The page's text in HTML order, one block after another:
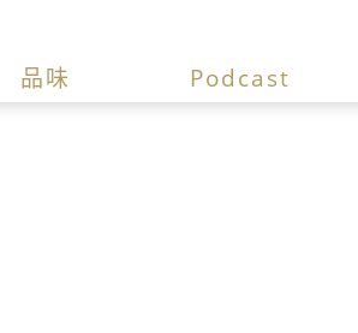
品味 Podcast